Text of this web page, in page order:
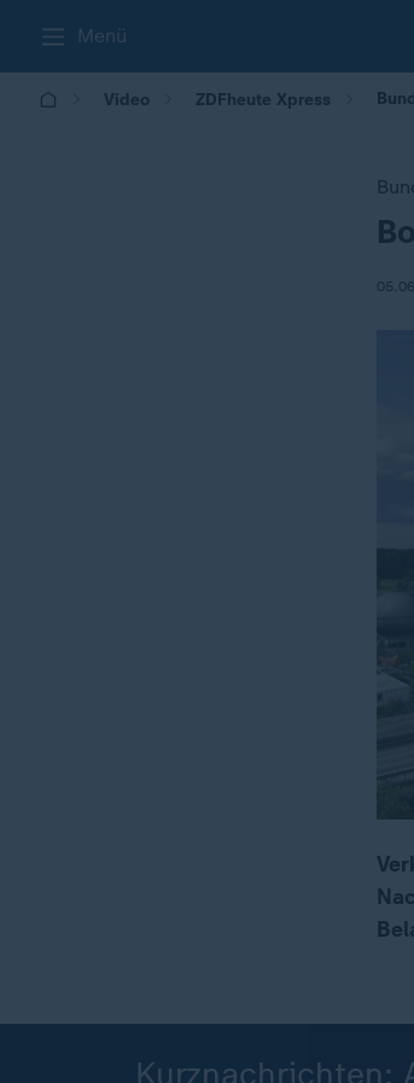
Menü
Video ZDFheute Xpress
:
Kurznachrichten: